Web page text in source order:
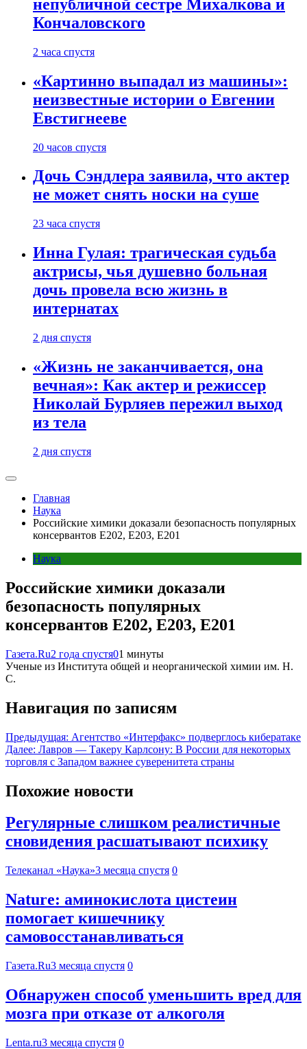
непубличной сестре Михалкова и
Кончаловского
2 часа спустя
«Картинно выпадал из машины»:
неизвестные истории о Евгении
Евстигнееве
20 часов спустя
Дочь Сэндлера заявила, что актер
не может снять носки на суше
23 часа спустя
Инна Гулая: трагическая судьба
актрисы, чья душевно больная
дочь провела всю жизнь в
интернатах
2 дня спустя
«Жизнь не заканчивается, она
вечная»: Как актер и режиссер
Николай Бурляев пережил выход
из тела
2 дня спустя
Главная
Наука
Российские химики доказали безопасность популярных
консервантов Е202, Е203, Е201
Наука
Российские химики доказали
безопасность популярных
консервантов Е202, Е203, Е201
Газета.Ru2 года спустя01 минуты
Ученые из Института общей и неорганической химии им. Н.
С.
Навигация по записям
Предыдущая: Агентство «Интерфакс» подверглось кибератаке
Далее: Лавров — Такеру Карлсону: В России для некоторых
торговля с Западом важнее суверенитета страны
Похожие новости
Регулярные слишком реалистичные
сновидения расшатывают психику
Телеканал «Наука»3 месяца спустя 0
Nature: аминокислота цистеин
помогает кишечнику
самовосстанавливаться
Газета.Ru3 месяца спустя 0
Обнаружен способ уменьшить вред для
мозга при отказе от алкоголя
Lenta.ru3 месяца спустя 0